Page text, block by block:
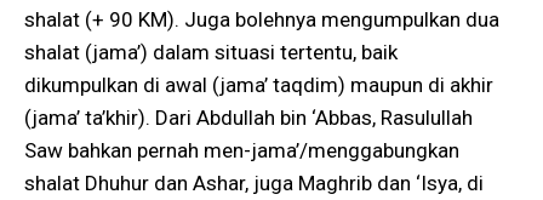
shalat (+ 90 KM). Juga bolehnya mengumpulkan dua
shalat (jama’) dalam situasi tertentu, baik
dikumpulkan di awal (jama’ taqdim) maupun di akhir
(jama’ ta’khir). Dari Abdullah bin ‘Abbas, Rasulullah
Saw bahkan pernah men-jama’/menggabungkan
shalat Dhuhur dan Ashar, juga Maghrib dan ‘Isya, di